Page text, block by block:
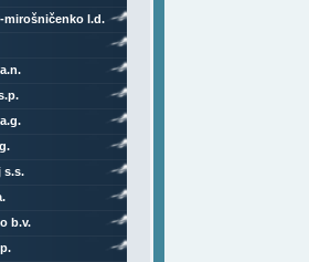
mirošničenko l.d.
s.s.
b.v.